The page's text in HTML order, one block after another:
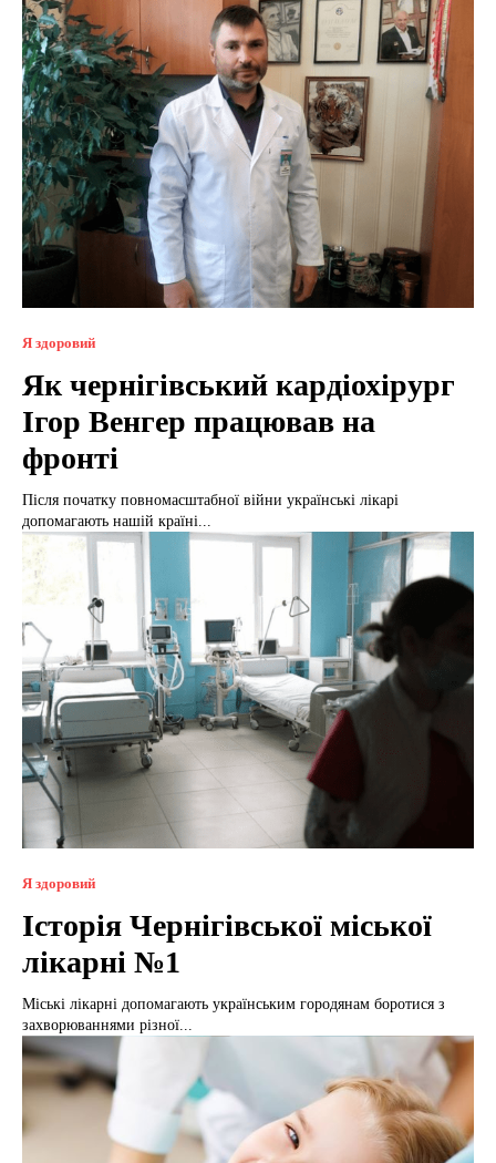
Я здоровий
Як чернігівський кардіохірург
Ігор Венгер працював на
фронті
Після початку повномасштабної війни українські лікарі
допомагають нашій країні...
Я здоровий
Історія Чернігівської міської
лікарні №1
Міські лікарні допомагають українським городянам боротися з
захворюваннями різної...